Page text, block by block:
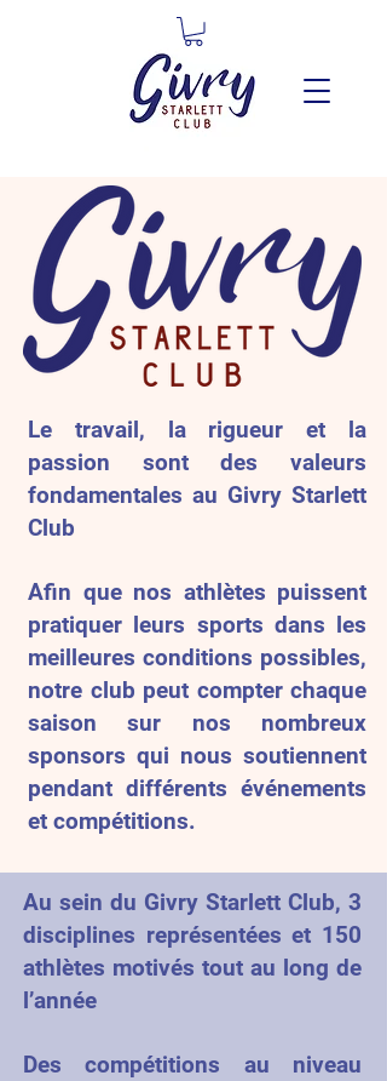
Le travail, la rigueur et la
passion sont des valeurs
fondamentales au Givry Starlett
Club
Afin que nos athlètes puissent
pratiquer leurs sports dans les
meilleures conditions possibles,
notre club peut compter chaque
saison sur nos nombreux
sponsors qui nous soutiennent
pendant différents événements
et compétitions.
Au sein du Givry Starlett Club, 3
disciplines représentées et 150
athlètes motivés tout au long de
l’année
Des compétitions au niveau